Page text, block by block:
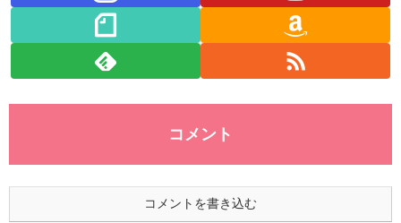
コメント
コメントを書き込む